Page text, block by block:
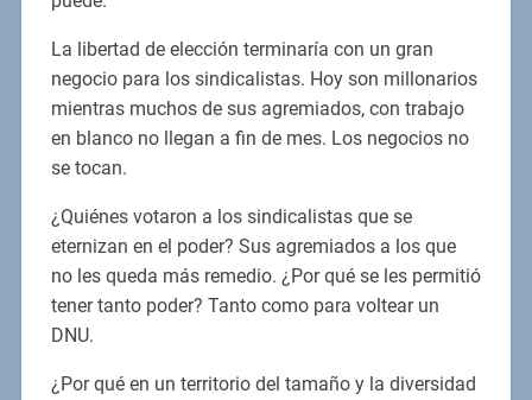
La libertad de elección terminaría con un gran
negocio para los sindicalistas. Hoy son millonarios
mientras muchos de sus agremiados, con trabajo
en blanco no llegan a fin de mes. Los negocios no
se tocan.
¿Quiénes votaron a los sindicalistas que se
eternizan en el poder? Sus agremiados a los que
no les queda más remedio. ¿Por qué se les permitió
tener tanto poder? Tanto como para voltear un
DNU.
¿Por qué en un territorio del tamaño y la diversidad